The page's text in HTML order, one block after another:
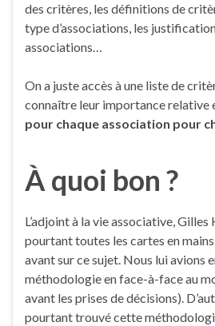
des critères, les définitions de
type d’associations, les
associations…
On a juste accès à une liste de
connaître leur importance relative
pour chaque association pour
À quoi bon ?
L’adjoint à la vie associative,
pourtant toutes les cartes en
avant sur ce sujet. Nous lui avions
méthodologie en face-à-face au
avant les prises de décisions).
pourtant trouvé cette